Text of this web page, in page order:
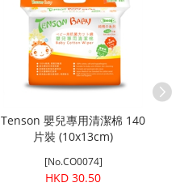
Tenson 嬰兒專用清潔棉 140
片裝 (10x13cm)
[No.CO0074]
HKD 30.50